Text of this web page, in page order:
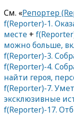
См. «Репортер
f(Reporter)-1.
месте +
можно больше,
f(Reporter)-3.
f(Reporter)-4.
найти героя,
f(Reporter)-7.
эксклюзивные
f(Reporter)-17.